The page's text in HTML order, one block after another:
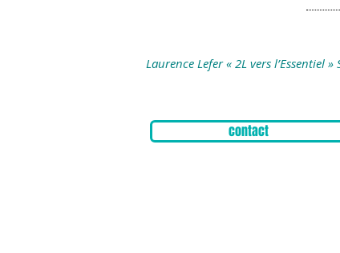
Laurence Lefer « 2L vers l’Essentiel
contact